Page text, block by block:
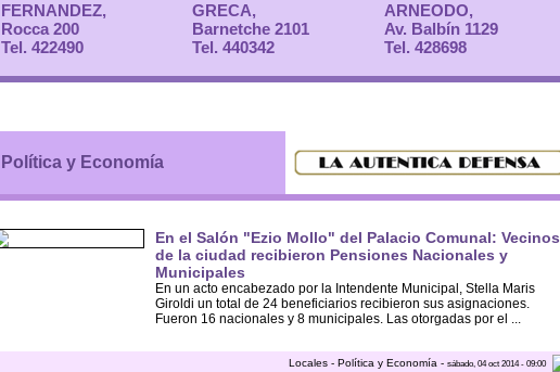
FERNANDEZ,
Rocca 200
Tel. 422490
GRECA,
Barnetche 2101
Tel. 440342
ARNEODO,
Av. Balbín 1129
Tel. 428698
Política y Economía
En el Salón "Ezio Mollo" del Palacio Comunal: Vecinos
de la ciudad recibieron Pensiones Nacionales y
Municipales
En un acto encabezado por la Intendente Municipal, Stella Maris
Giroldi un total de 24 beneficiarios recibieron sus asignaciones.
Fueron 16 nacionales y 8 municipales. Las otorgadas por el ...
Locales - Política y Economía - sábado, 04 oct 2014 - 09:00